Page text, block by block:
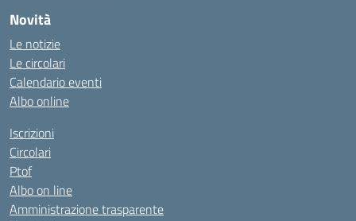
Novità
Le notizie
Le circolari
Calendario eventi
Albo online
Iscrizioni
Circolari
Ptof
Albo on line
Amministrazione trasparente